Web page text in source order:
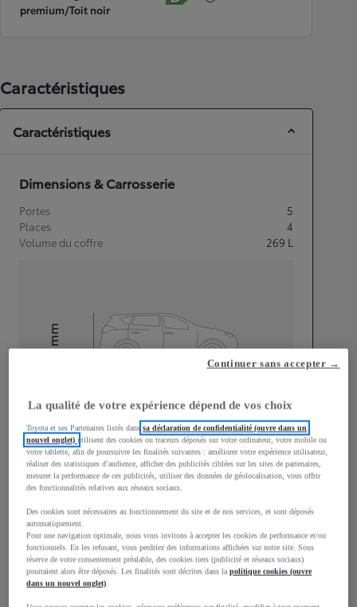
premium/Toit noir
Caractéristiques
Caractéristiques
Dimensions & Carrosserie
Portes
5
Places
4
Volume du coffre
269 L
Longueur
3 700mm
mm
Largeur
1 740 mm
La qualité de votre expérience dépend de vos choix
Toyota et ses Partenaires listés danssa déclaration de confidentialité (ouvre dans un
nouvel onglet)utilisent des cookies ou traceurs déposés sur votre ordinateur, votre mobile ou
votre tablette, afin de poursuivre les finalités suivantes : améliorer votre expérience utilisateur,
réaliser des statistiques d’audience, afficher des publicités ciblées sur les sites de partenaires,
mesurer la performance de ces publicités, utiliser des données de géolocalisation, vous offrir
des fonctionnalités relatives aux réseaux sociaux.
Des cookies sont nécessaires au fonctionnement du site et de nos services, et sont déposés
automatiquement.
Pour une navigation optimale, nous vous invitons à accepter les cookies de performance et/ou
fonctionnels. En les refusant, vous perdriez des informations affichées sur notre site. Sous
réserve de votre consentement préalable, des cookies tiers (publicité et réseaux sociaux)
pourraient alors être déposés. Les finalités sont décrites dans lapolitique cookies (ouvre
dans un nouvel onglet)
Continuer sans accepter →